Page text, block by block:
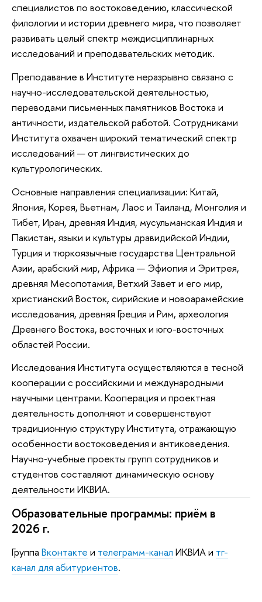
специалистов по востоковедению, классической
филологии и истории древнего мира, что позволяет
развивать целый спектр междисциплинарных
исследований и преподавательских методик.
Преподавание в Институте неразрывно связано с
научно-исследовательской деятельностью,
переводами письменных памятников Востока и
античности, издательской работой. Сотрудниками
Института охвачен широкий тематический спектр
исследований — от лингвистических до
культурологических.
Основные направления специализации: Китай,
Япония, Корея, Вьетнам, Лаос и Таиланд, Монголия и
Тибет, Иран, древняя Индия, мусульманская Индия и
Пакистан, языки и культуры дравидийской Индии,
Турция и тюркоязычные государства Центральной
Азии, арабский мир, Африка — Эфиопия и Эритрея,
древняя Месопотамия, Ветхий Завет и его мир,
христианский Восток, сирийские и новоарамейские
исследования, древняя Греция и Рим, археология
Древнего Востока, восточных и юго-восточных
областей России.
Исследования Института осуществляются в тесной
кооперации с российскими и международными
научными центрами. Кооперация и проектная
деятельность дополняют и совершенствуют
традиционную структуру Института, отражающую
особенности востоковедения и антиковедения.
Научно‑учебные проекты групп сотрудников и
студентов составляют динамическую основу
деятельности ИКВИА.
Образовательные программы: приём в
2026 г.
Группа Вконтакте и телеграмм-канал ИКВИА и тг-
канал для абитуриентов.